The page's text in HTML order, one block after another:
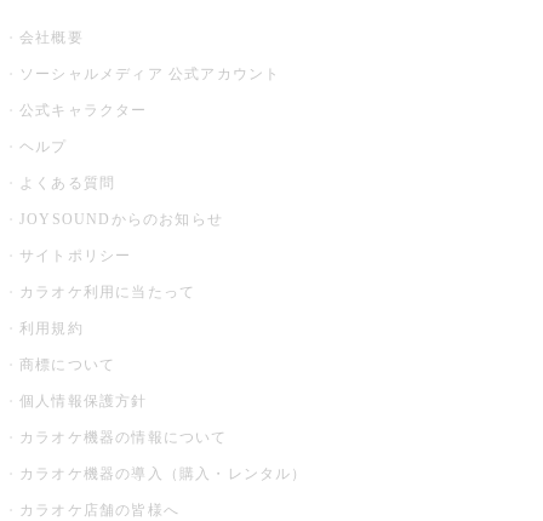
会社概要
ソーシャルメディア 公式アカウント
公式キャラクター
ヘルプ
よくある質問
JOYSOUNDからのお知らせ
サイトポリシー
カラオケ利用に当たって
利用規約
商標について
個人情報保護方針
カラオケ機器の情報について
カラオケ機器の導入（購入・レンタル）
カラオケ店舗の皆様へ